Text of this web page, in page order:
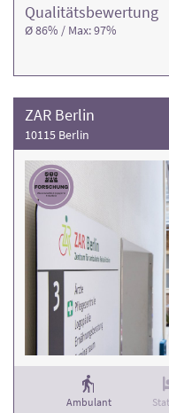
Qualitäts­bewertung
Ø 86% / Max: 97%
ZAR Berlin
10115 Berlin
Ambulant